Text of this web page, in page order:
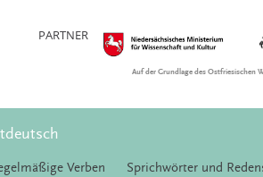
PARTNER
Auf der Grundlage des Ostfriesischen
Verben Sprichwörter und